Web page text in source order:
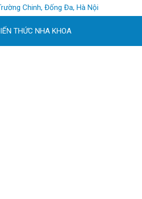
Chinh, Đống Đa, Hà Nội
THỨC NHA KHOA